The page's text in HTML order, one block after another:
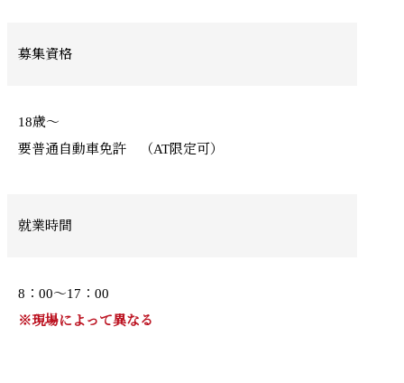
募集資格
18歳～
要普通自動車免許 （AT限定可）
就業時間
8：00～17：00
※現場によって異なる